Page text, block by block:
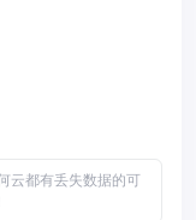
云都有丢失数据的可